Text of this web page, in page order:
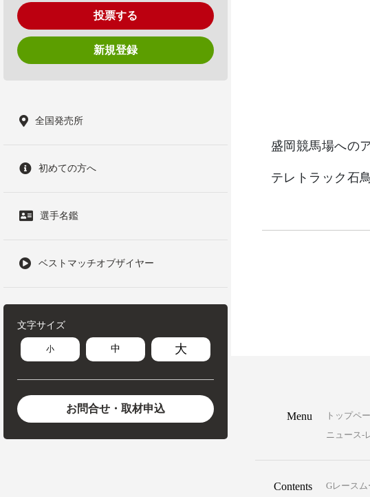
投票する
新規登録
全国発売所
初めての方へ
選手名鑑
ベストマッチオブザイヤー
文字サイズ
小 中 大
お問合せ・取材申込
盛岡競馬場への
テレトラック石
Menu トップペ
ニュース-
Contents Gレース